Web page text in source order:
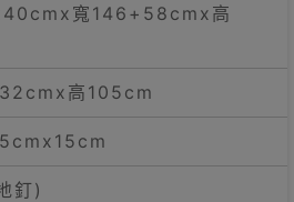
寬146+58cmx高
高105cm
釘)